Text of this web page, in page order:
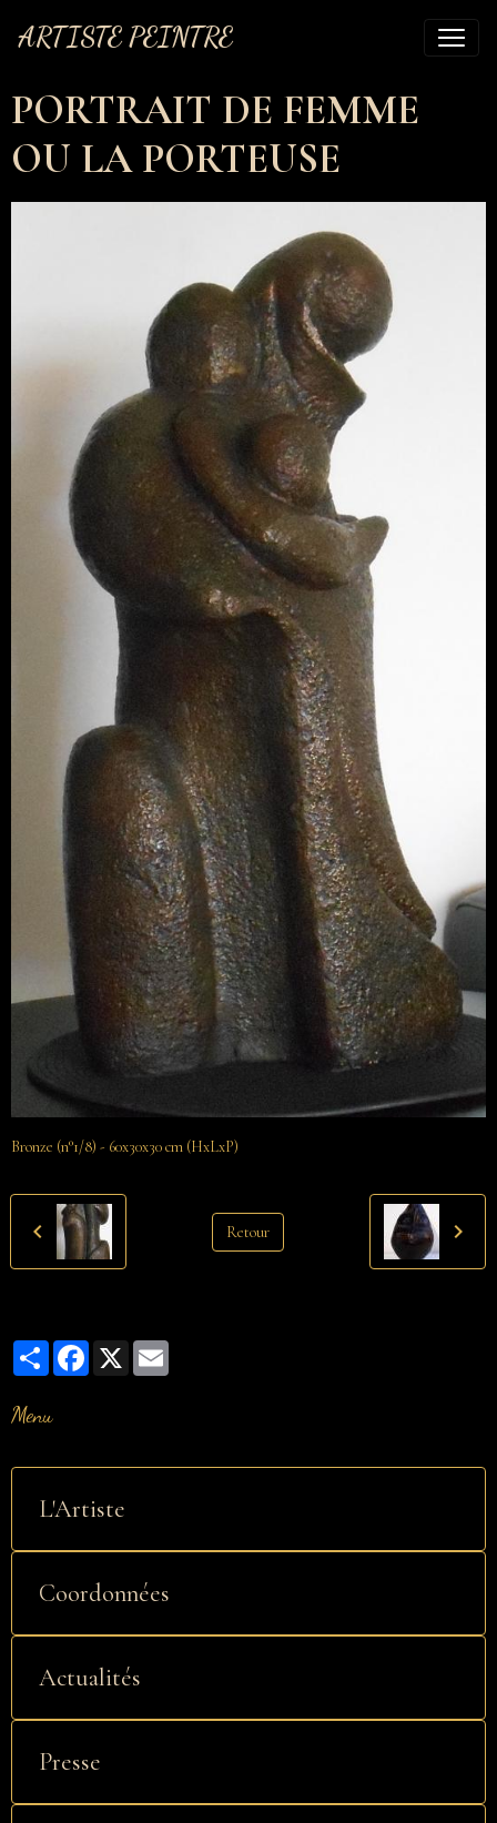
ARTISTE PEINTRE
PORTRAIT DE FEMME
OU LA PORTEUSE
Bronze (n°1/8) - 60x30x30 cm (HxLxP)
Retour
PartagerFacebook
X
Menu
L'Artiste
Coordonnées
Actualités
Presse